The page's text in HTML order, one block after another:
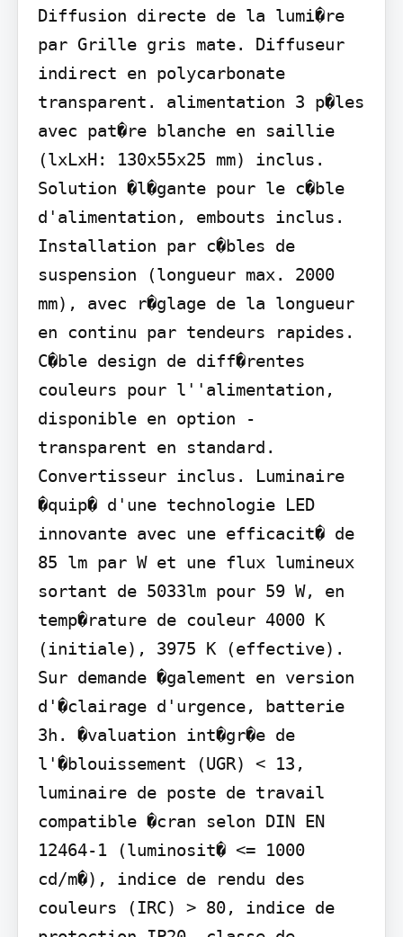
Diffusion directe de la lumi�re
par Grille gris mate. Diffuseur
indirect en polycarbonate
transparent. alimentation 3 p�les
avec pat�re blanche en saillie
(lxLxH: 130x55x25 mm) inclus.
Solution �l�gante pour le c�ble
d'alimentation, embouts inclus.
Installation par c�bles de
suspension (longueur max. 2000
mm), avec r�glage de la longueur
en continu par tendeurs rapides.
C�ble design de diff�rentes
couleurs pour l''alimentation,
disponible en option -
transparent en standard.
Convertisseur inclus. Luminaire
�quip� d'une technologie LED
innovante avec une efficacit� de
85 lm par W et une flux lumineux
sortant de 5033lm pour 59 W, en
temp�rature de couleur 4000 K
(initiale), 3975 K (effective).
Sur demande �galement en version
d'�clairage d'urgence, batterie
3h. �valuation int�gr�e de
l'�blouissement (UGR) < 13,
luminaire de poste de travail
compatible �cran selon DIN EN
12464-1 (luminosit� <= 1000
cd/m�), indice de rendu des
couleurs (IRC) > 80, indice de